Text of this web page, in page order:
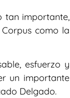
tan importante,
como la
esfuerzo y
un importante
Delgado.